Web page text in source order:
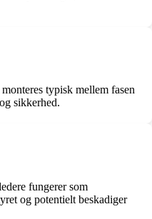
typisk mellem fasen
sikkerhed.
fungerer som
og potentielt beskadiger